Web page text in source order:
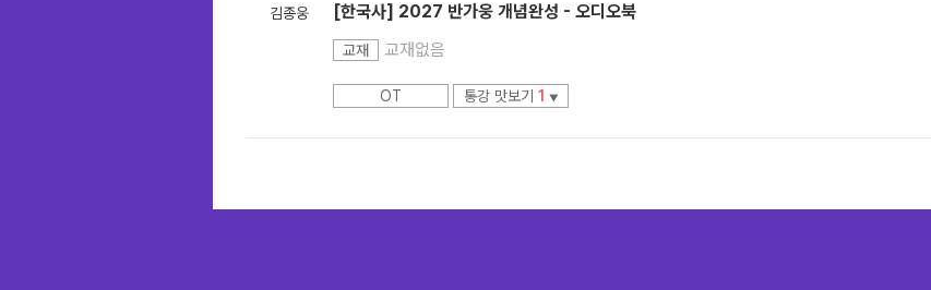
김종웅
[한국사] 2027 반가웅 개념완성 - 오디오북
교재 교재없음
OT 통강 맛보기 1 ▼